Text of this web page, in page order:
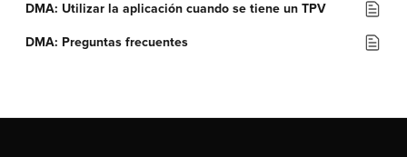
DMA: Utilizar la aplicación cuando se tiene un TPV
DMA: Preguntas frecuentes